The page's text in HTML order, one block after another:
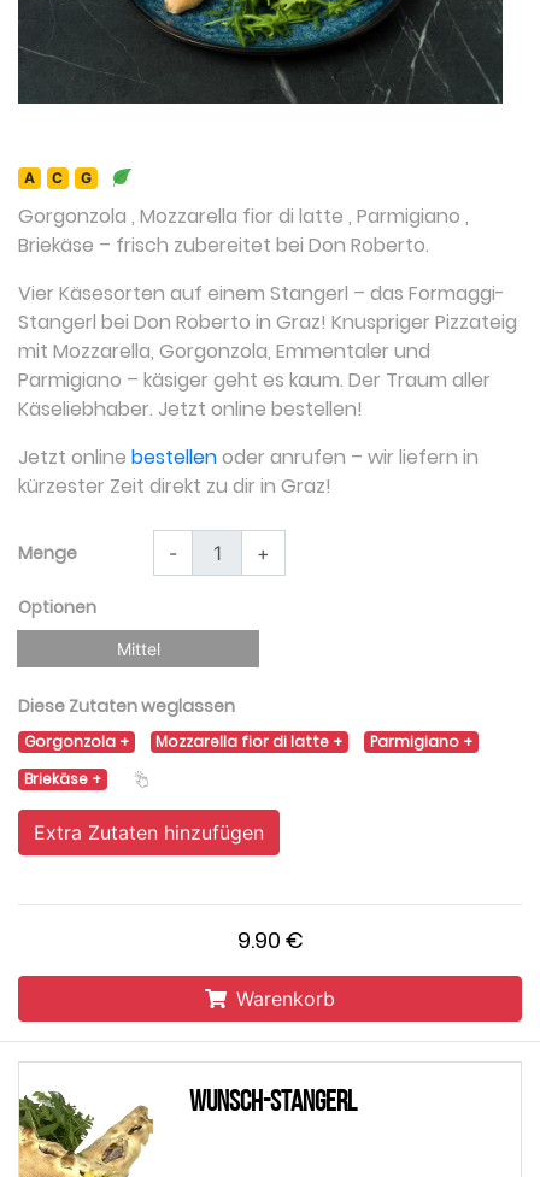
A C G
Gorgonzola , Mozzarella fior di latte , Parmigiano ,
Briekäse – frisch zubereitet bei Don Roberto.
Vier Käsesorten auf einem Stangerl – das Formaggi-
Stangerl bei Don Roberto in Graz! Knuspriger Pizzateig
mit Mozzarella, Gorgonzola, Emmentaler und
Parmigiano – käsiger geht es kaum. Der Traum aller
Käseliebhaber. Jetzt online bestellen!
Jetzt online bestellenoder anrufen – wir liefern in
kürzester Zeit direkt zu dir in Graz!
Menge - +
Optionen
Mittel
Diese Zutaten weglassen
Gorgonzola Mozzarella fior di latte
Parmigiano
Briekäse
Extra Zutaten hinzufügen
9.90 €
Warenkorb
Wunsch-Stangerl